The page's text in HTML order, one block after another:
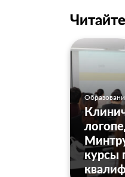
курсы